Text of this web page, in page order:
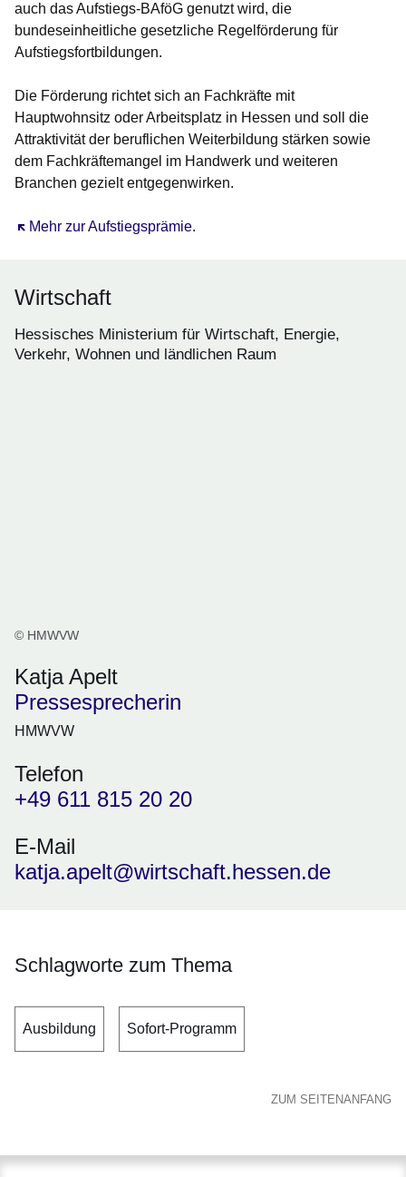
auch das Aufstiegs-BAföG genutzt wird, die
bundeseinheitliche gesetzliche Regelförderung für
Aufstiegsfortbildungen.
Die Förderung richtet sich an Fachkräfte mit
Hauptwohnsitz oder Arbeitsplatz in Hessen und soll die
Attraktivität der beruflichen Weiterbildung stärken sowie
dem Fachkräftemangel im Handwerk und weiteren
Branchen gezielt entgegenwirken.
Mehr zur Aufstiegsprämie.
Öffnet sich in einem neuen Fenster
Wirtschaft
Hessisches Ministerium für Wirtschaft, Energie,
Verkehr, Wohnen und ländlichen Raum
© HMWVW
Katja Apelt
Pressesprecherin
HMWVW
Telefon
+49 611 815 20 20
E-Mail
katja.apelt@wirtschaft.hessen.de
Schlagworte zum Thema
Ausbildung Sofort-Programm
ZUM SEITENANFANG